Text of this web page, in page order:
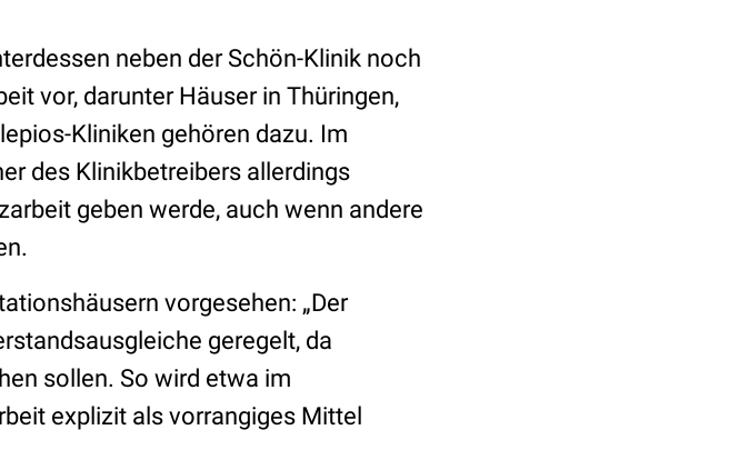
neben der Schön-Klinik noch
vor, darunter Häuser in Thüringen,
Kliniken gehören dazu. Im
des Klinikbetreibers allerdings
geben werde, auch wenn andere
vorgesehen: „Der
geregelt, da
sollen. So wird etwa im
explizit als vorrangiges Mittel